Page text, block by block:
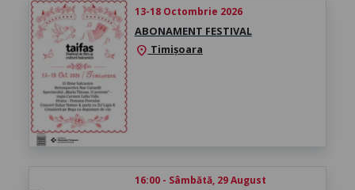
13-18 Octombrie 2026
ABONAMENT FESTIVAL
location_on Timișoara
16:00 - Sâmbătă, 29 August